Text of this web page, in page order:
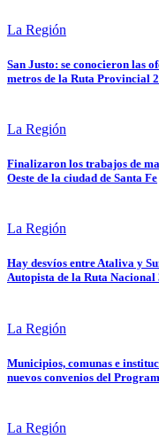
La Región
San Justo: se conocieron las
metros de la Ruta Provincial
La Región
Finalizaron los trabajos de
Oeste de la ciudad de Santa Fe
La Región
Hay desvíos entre Ataliva y
Autopista de la Ruta Nacional
La Región
Municipios, comunas e
nuevos convenios del
La Región